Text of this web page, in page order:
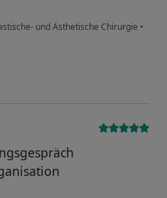
und Ästhetische Chirurgie •